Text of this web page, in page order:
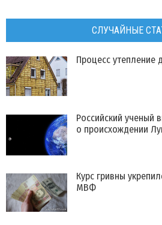
СЛУЧАЙНЫЕ
Процесс утепление
Российский ученый
о происхождении
Курс гривны
МВФ